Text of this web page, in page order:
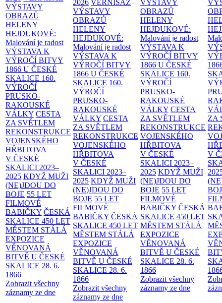
VÝSTAVY
OBRAZŮ
HELENY
HEJDUKOVÉ:
Malování je radost
VÝSTAVA K
VÝROČÍ BITVY
1866 U ČESKÉ
SKALICE 160.
VÝROČÍ
PRUSKO-
RAKOUSKÉ
VÁLKY CESTA
ZA SVĚTLEM
REKONSTRUKCE
VOJENSKÉHO
HŘBITOVA
V ČESKÉ
SKALICI 2023–
2025 KDYŽ MUŽI
(NE)JDOU DO
BOJE 55 LET
FILMOVÉ
BABIČKY ČESKÁ
SKALICE 450 LET
MĚSTEM STÁLÁ
EXPOZICE
VĚNOVANÁ
BITVĚ U ČESKÉ
SKALICE 28. 6.
1866
Zobrazit všechny
záznamy ze dne
2026 VERNISÁŽ
VÝSTAVY
OBRAZŮ
HELENY
HEJDUKOVÉ:
Malování je radost
VÝSTAVA K
VÝROČÍ BITVY
1866 U ČESKÉ
SKALICE 160.
VÝROČÍ
PRUSKO-
RAKOUSKÉ
VÁLKY CESTA
ZA SVĚTLEM
REKONSTRUKCE
VOJENSKÉHO
HŘBITOVA
V ČESKÉ
SKALICI 2023–
2025 KDYŽ MUŽI
(NE)JDOU DO
BOJE 55 LET
FILMOVÉ
BABIČKY ČESKÁ
SKALICE 450 LET
MĚSTEM STÁLÁ
EXPOZICE
VĚNOVANÁ
BITVĚ U ČESKÉ
SKALICE 28. 6.
1866
Zobrazit všechny
záznamy ze dne
VÝSTAVY
OBRAZŮ
HELENY
HEJDUKOVÉ:
Malování je radost
VÝSTAVA K
VÝROČÍ BITVY
1866 U ČESKÉ
SKALICE 160.
VÝROČÍ
PRUSKO-
RAKOUSKÉ
VÁLKY CESTA
ZA SVĚTLEM
REKONSTRUKCE
VOJENSKÉHO
HŘBITOVA
V ČESKÉ
SKALICI 2023–
2025 KDYŽ MUŽI
(NE)JDOU DO
BOJE 55 LET
FILMOVÉ
BABIČKY ČESKÁ
SKALICE 450 LET
MĚSTEM STÁLÁ
EXPOZICE
VĚNOVANÁ
BITVĚ U ČESKÉ
SKALICE 28. 6.
1866
Zobrazit všechny
záznamy ze dne
ZA
V